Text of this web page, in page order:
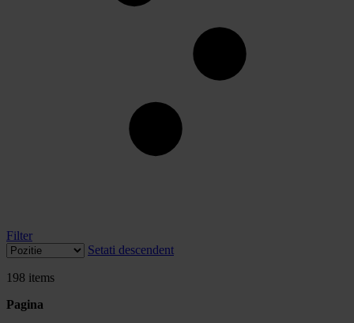
Filter
Setati descendent
198 items
Pagina